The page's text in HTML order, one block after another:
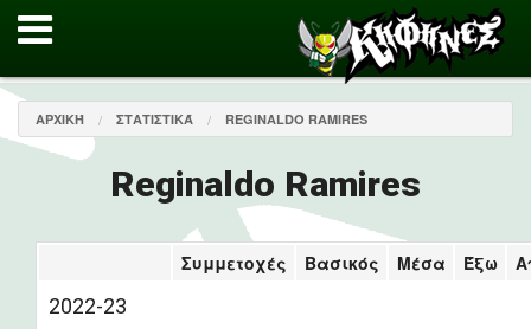
ΑΡΧΙΚΉ ΣΤΑΤΙΣΤΙΚΆ REGINALDO RAMIRES
Reginaldo Ramires
Συμμετοχές Βασικός Μέσα Έξω
2022-23